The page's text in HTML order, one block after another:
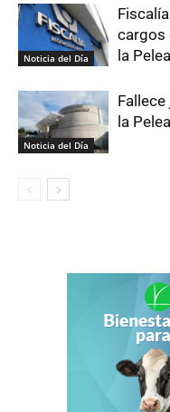
Noticia del Día
cargos
la
Noticia del Día
la